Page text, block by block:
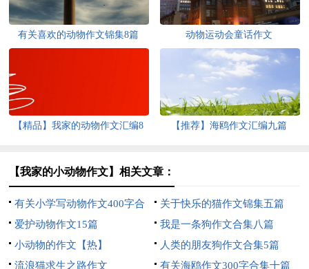
有关喜欢的动物作文锦集8篇 动物运动会童话作文
【精品】我家的动物作文汇编8
【推荐】海鸥作文汇编九篇
【我家的小动物作文】相关文章：
有关小学写动物作文400字合
集七篇
关于快乐的猫作文锦集五篇
爱护动物作文15篇
我是一条狗作文合集八篇
小动物的作文【热】
人类的朋友狗作文合集5篇
流浪猫求生之路作文
有关海鸥作文300字合集十篇